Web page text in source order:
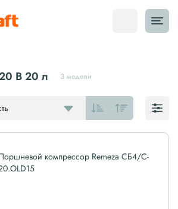
В 20 л 3 модели
компрессор Remeza СБ4/C-